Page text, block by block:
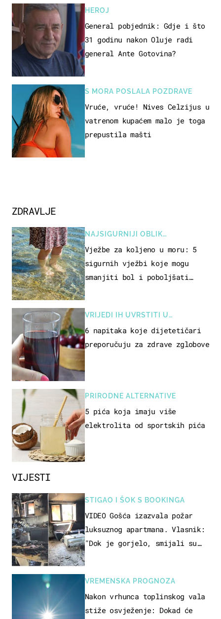
VIJESTI
STIGAO I ŠOK S BOOKINGA
VIDEO Gošća izazvala požar
luksuznog apartmana. Vlasnik:
"Dok je gorjelo, smijali su
VREMENSKA PROGNOZA
Nakon vrhunca toplinskog vala
stiže osvježenje: Dokad će
HEROJ
General pobjednik: Gdje i što
31 godinu nakon Oluje radi
general Ante Gotovina?
S MORA POSLALA POZDRAVE
Vruće, vruće! Nives Celzijus u
vatrenom kupaćem malo je toga
prepustila mašti
ZDRAVLJE
NAJSIGURNIJI OBLIK
REKREACIJE
Vježbe za koljeno u moru: 5
sigurnih vježbi koje mogu
smanjiti bol i poboljšati
VRIJEDI IH UVRSTITI U
PREHRANU
6 napitaka koje dijetetičari
preporučuju za zdrave zglobove
PRIRODNE ALTERNATIVE
5 pića koja imaju više
elektrolita od sportskih pića